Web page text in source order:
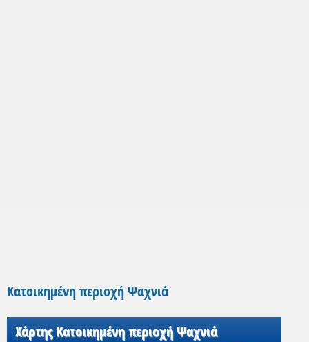
Κατοικημένη περιοχή Ψαχνιά
Χάρτης Κατοικημένη περιοχή Ψαχνιά